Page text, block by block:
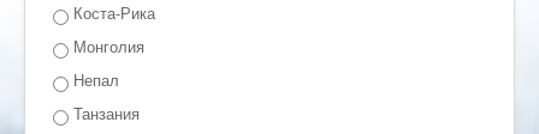
Коста-Рика
Монголия
Непал
Танзания